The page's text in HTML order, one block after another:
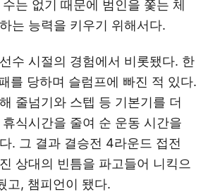
는 없기 때문에 범인을 쫓는 체
는 능력을 키우기 위해서다.
수 시절의 경험에서 비롯됐다. 한
를 당하며 슬럼프에 빠진 적 있다.
줄넘기와 스텝 등 기본기를 더
식시간을 줄여 순 운동 시간을
. 그 결과 결승전 4라운드 접전
상대의 빈틈을 파고들어 니킥으
고, 챔피언이 됐다.